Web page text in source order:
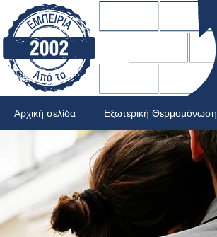
Αρχική σελίδα Εξωτερική Θερμομόνωση